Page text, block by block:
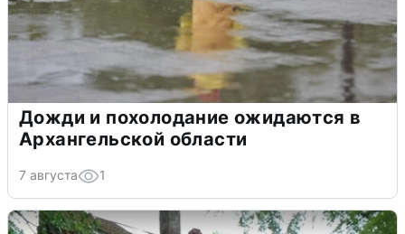
Дожди и похолодание ожидаются в
Архангельской области
7 августа 1